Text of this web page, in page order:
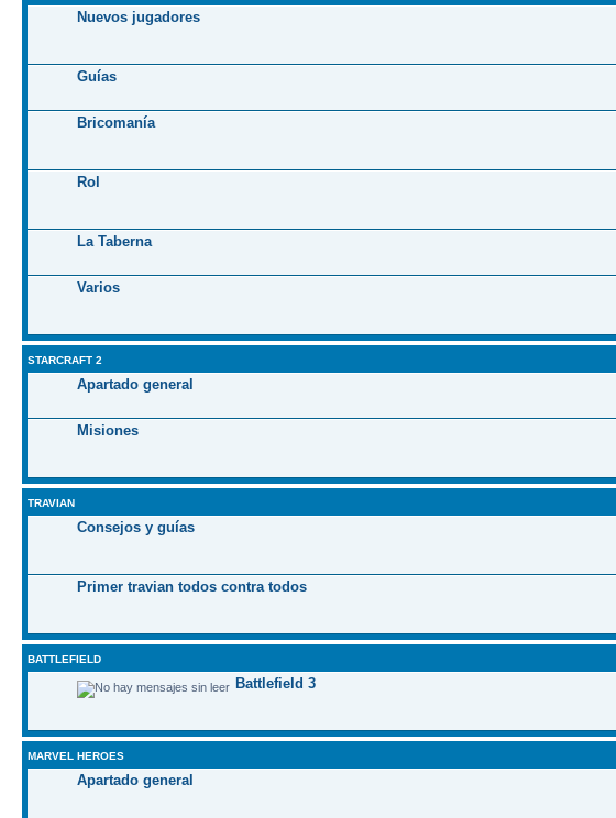
Nuevos jugadores
Guías
Bricomanía
Rol
La Taberna
Varios
STARCRAFT 2
Apartado general
Misiones
TRAVIAN
Consejos y guías
Primer travian todos contra todos
BATTLEFIELD
Battlefield 3
MARVEL HEROES
Apartado general